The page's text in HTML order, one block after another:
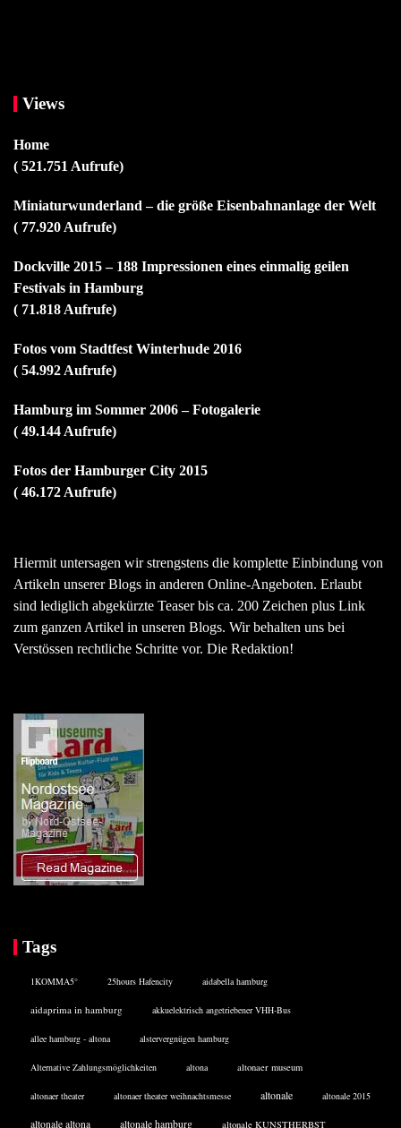
Views
Home
( 521.751 Aufrufe)
Miniaturwunderland – die größe Eisenbahnanlage der Welt
( 77.920 Aufrufe)
Dockville 2015 – 188 Impressionen eines einmalig geilen
Festivals in Hamburg
( 71.818 Aufrufe)
Fotos vom Stadtfest Winterhude 2016
( 54.992 Aufrufe)
Hamburg im Sommer 2006 – Fotogalerie
( 49.144 Aufrufe)
Fotos der Hamburger City 2015
( 46.172 Aufrufe)
Hiermit untersagen wir strengstens die komplette Einbindung von
Artikeln unserer Blogs in anderen Online-Angeboten. Erlaubt
sind lediglich abgekürzte Teaser bis ca. 200 Zeichen plus Link
zum ganzen Artikel in unseren Blogs. Wir behalten uns bei
Verstössen rechtliche Schritte vor. Die Redaktion!
Tags
1KOMMA5° 25hours Hafencity aidabella hamburg
aidaprima in hamburg akkuelektrisch angetriebener VHH-Bus
allee hamburg - altona alstervergnügen hamburg
Alternative Zahlungsmöglichkeiten altona altonaer museum
altonaer theater altonaer theater weihnachtsmesse altonale altonale 2015
altonale altona altonale hamburg altonale KUNSTHERBST